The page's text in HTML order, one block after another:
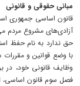
مبانی حقوقی و قانونی
قانون اساسی جمهوری
آزادی‌های مشروع مردم
حق ندارد به نام حفظ
وظایف قانونی خود،